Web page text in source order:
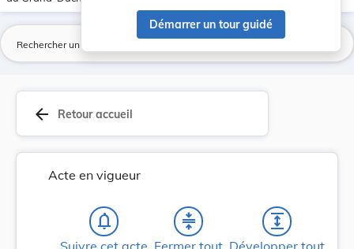
Démarrer un tour guidé
arrow_back Retour accueil
Acte en vigueur
notifications_none
Suivre cet acte
compress
Fermer tout
expand
Développer tout